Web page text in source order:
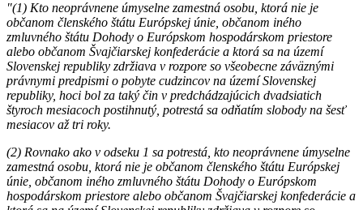
"(1) Kto neoprávnene úmyselne zamestná osobu, ktorá nie je
občanom členského štátu Európskej únie, občanom iného
zmluvného štátu Dohody o Európskom hospodárskom priestore
alebo občanom Švajčiarskej konfederácie a ktorá sa na území
Slovenskej republiky zdržiava v rozpore so všeobecne záväznými
právnymi predpismi o pobyte cudzincov na území Slovenskej
republiky, hoci bol za taký čin v predchádzajúcich dvadsiatich
štyroch mesiacoch postihnutý, potrestá sa odňatím slobody na šesť
mesiacov až tri roky.
(2) Rovnako ako v odseku 1 sa potrestá, kto neoprávnene úmyselne
zamestná osobu, ktorá nie je občanom členského štátu Európskej
únie, občanom iného zmluvného štátu Dohody o Európskom
hospodárskom priestore alebo občanom Švajčiarskej konfederácie a